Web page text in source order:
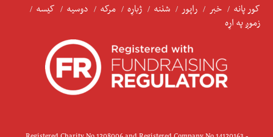
کور پانه خبر راپور شننه ژباړه مرکه دوسیه
کیسه
زموږ په اړه